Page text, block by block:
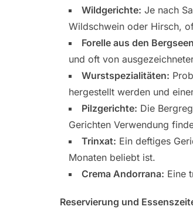
Wildgerichte: Je nach
Wildschwein oder Hirsch,
Forelle aus den
und oft von
Wurstspezialitäten:
hergestellt werden und
Pilzgerichte: Die
Gerichten Verwendung
Trinxat: Ein deftiges
Monaten beliebt ist.
Crema Andorrana: Eine
Reservierung und